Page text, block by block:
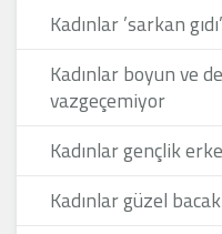
Kadınlar ’sarkan
Kadınlar boyun ve
vazgeçemiyor
Kadınlar gençlik
Kadınlar güzel